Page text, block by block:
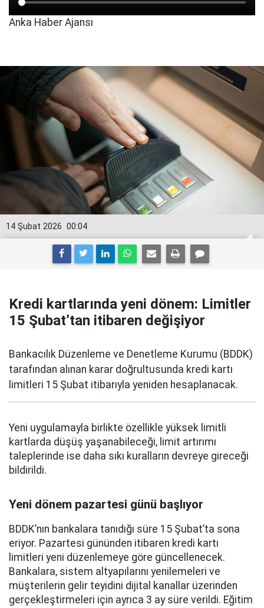
Anka Haber Ajansı
00:04
14 Şubat 2026
Kredi kartlarında yeni dönem: Limitler
15 Şubat’tan itibaren değişiyor
Bankacılık Düzenleme ve Denetleme Kurumu (BDDK)
tarafından alınan karar doğrultusunda kredi kartı
limitleri 15 Şubat itibarıyla yeniden hesaplanacak.
Yeni uygulamayla birlikte özellikle yüksek limitli
kartlarda düşüş yaşanabileceği, limit artırımı
taleplerinde ise daha sıkı kuralların devreye gireceği
bildirildi.
Yeni dönem pazartesi günü başlıyor
BDDK’nın bankalara tanıdığı süre 15 Şubat’ta sona
eriyor. Pazartesi gününden itibaren kredi kartı
limitleri yeni düzenlemeye göre güncellenecek.
Bankalara, sistem altyapılarını yenilemeleri ve
müşterilerin gelir teyidini dijital kanallar üzerinden
gerçekleştirmeleri için ayrıca 3 ay süre verildi. Eğitim